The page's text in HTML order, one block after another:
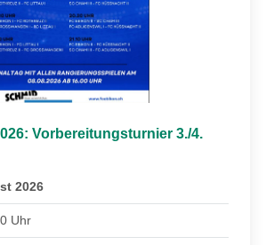
Vorbereitungsturnier 3./4.
2026
Uhr